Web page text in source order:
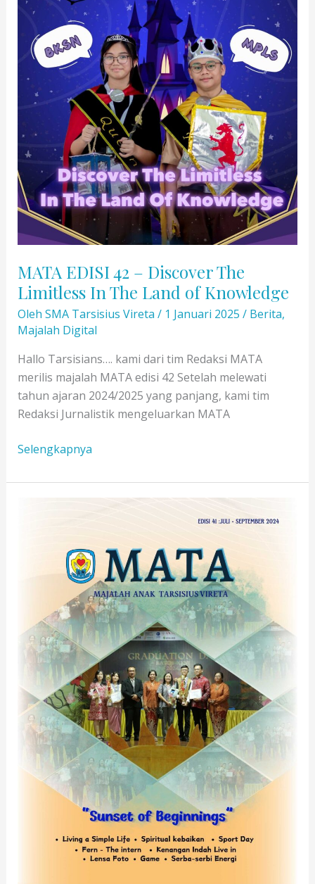
MATA EDISI 42 – Discover The
Limitless In The Land of Knowledge
Oleh SMA Tarsisius Vireta / 1 Januari 2025 / Berita,
Majalah Digital
Hallo Tarsisians…. kami dari tim Redaksi MATA
merilis majalah MATA edisi 42 Setelah melewati
tahun ajaran 2024/2025 yang panjang, kami tim
Redaksi Jurnalistik mengeluarkan MATA
MATA
42
of
Knowledge
Selengkapnya